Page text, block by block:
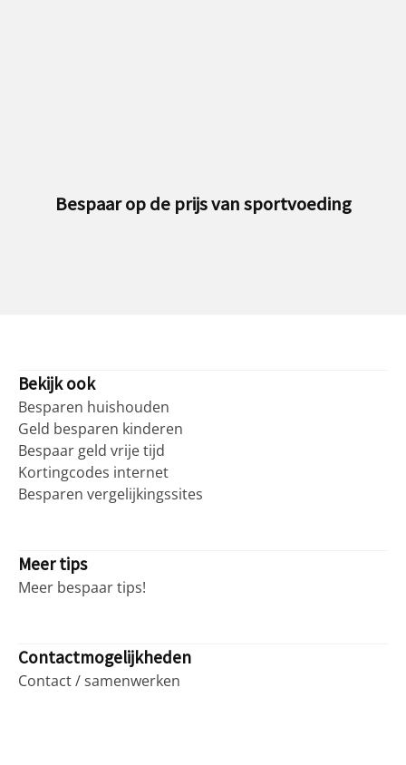
Bespaar op de prijs van sportvoeding
Bekijk ook
Besparen huishouden
Geld besparen kinderen
Bespaar geld vrije tijd
Kortingcodes internet
Besparen vergelijkingssites
Meer tips
Meer bespaar tips!
Contactmogelijkheden
Contact / samenwerken